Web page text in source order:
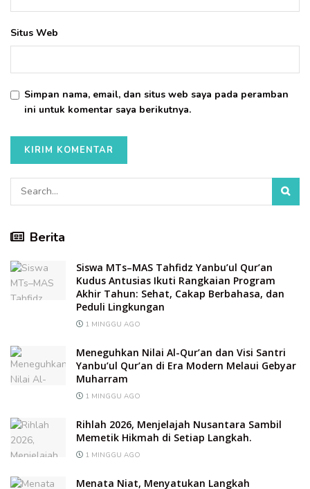
Situs Web
Simpan nama, email, dan situs web saya pada peramban
ini untuk komentar saya berikutnya.
Berita
Siswa MTs–MAS Tahfidz Yanbu’ul Qur’an
Kudus Antusias Ikuti Rangkaian Program
Akhir Tahun: Sehat, Cakap Berbahasa, dan
Peduli Lingkungan
1 MINGGU AGO
Meneguhkan Nilai Al-Qur’an dan Visi Santri
Yanbu’ul Qur’an di Era Modern Melaui Gebyar
Muharram
1 MINGGU AGO
Rihlah 2026, Menjelajah Nusantara Sambil
Memetik Hikmah di Setiap Langkah.
1 MINGGU AGO
Menata Niat, Menyatukan Langkah